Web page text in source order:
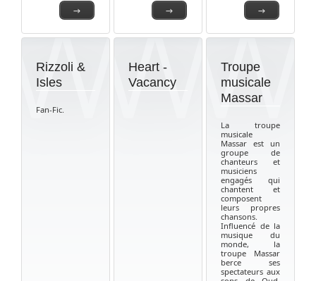
→ →
→
Rizzoli &
Isles
Fan-Fic.
Heart -
Vacancy
Troupe
musicale
Massar
La troupe
musicale
Massar est un
groupe de
chanteurs et
musiciens
engagés qui
chantent et
composent
leurs propres
chansons.
Influencé de la
musique du
monde, la
troupe Massar
berce ses
spectateurs aux